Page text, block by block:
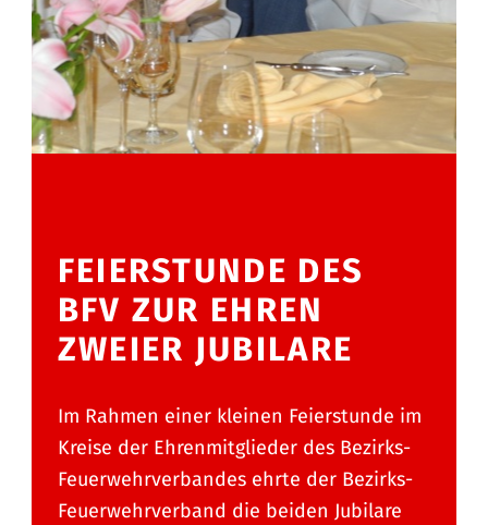
FEIERSTUNDE DES
BFV ZUR EHREN
ZWEIER JUBILARE
Im Rahmen einer kleinen Feierstunde im
Kreise der Ehrenmitglieder des Bezirks-
Feuerwehrverbandes ehrte der Bezirks-
Feuerwehrverband die beiden Jubilare